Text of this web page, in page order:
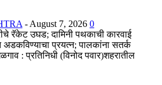
- August 7, 2026 0
रॅकेट उघड; दामिनी पथकाची कारवाई
अडकविण्याचा प्रयत्न; पालकांना सतर्क
: प्रतिनिधी (विनोद पवार)शहरातील